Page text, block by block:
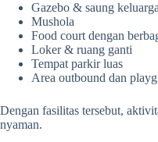
Gazebo & saung keluarga
Mushola
Food court dengan
Loker & ruang ganti
Tempat parkir luas
Area outbound dan
Dengan fasilitas tersebut,
nyaman.